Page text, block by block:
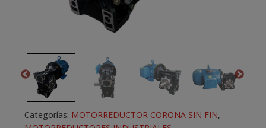
Categorías: MOTORREDUCTOR CORONA SIN FIN,